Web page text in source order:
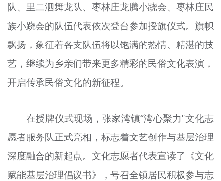
队、里二泗舞龙队、枣林庄龙腾小跷会、枣林庄民
族小跷会的队伍代表依次登台参加授旗仪式。旗帜
飘扬，象征着各支队伍将以饱满的热情、精湛的技
艺，继续为乡亲们带来更多精彩的民俗文化表演，
开启传承民俗文化的新征程。
在授牌仪式现场，张家湾镇“湾心聚力”文化志
愿者服务队正式亮相，标志着文艺创作与基层治理
深度融合的新起点。文化志愿者代表宣读了《文化
赋能基层治理倡议书》，号召全镇居民积极参与志